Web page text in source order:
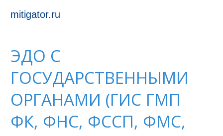
mitigator.ru
ЭДО С
ГОСУДАРСТВЕННЫМИ
ОРГАНАМИ (ГИС ГМП
ФК, ФНС, ФССП, ФМС,